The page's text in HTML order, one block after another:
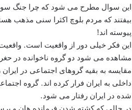
این سوال مطرح می شود که چرا جنگ
بیفتند که مردم بلوچ اکثرا سنی مذهب
پیوسته اند!
این فکر خیلی دور از واقعیت است.
مشاهده می شود دو گروه ناخوانده در
مقایسه به بقیه گروهای اجتماعی در
داخلی به ایران فرار کرده اند. گروه
شده در ایران رفتار می شود.